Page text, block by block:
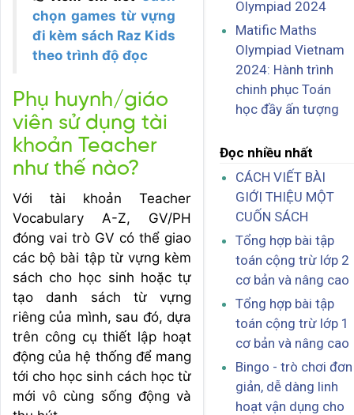
chọn games từ vựng
đi kèm sách Raz Kids
theo trình độ đọc
Phụ huynh/giáo
viên sử dụng tài
khoản Teacher
như thế nào?
Với tài khoản Teacher
Vocabulary A-Z, GV/PH
đóng vai trò GV có thể giao
các bộ bài tập từ vựng kèm
sách cho học sinh hoặc tự
tạo danh sách từ vựng
riêng của mình, sau đó, dựa
trên công cụ thiết lập hoạt
động của hệ thống để mang
tới cho học sinh cách học từ
mới vô cùng sống động và
Olympiad 2024
Matific Maths
Olympiad Vietnam
2024: Hành trình
chinh phục Toán
học đầy ấn tượng
Đọc nhiều nhất
CÁCH VIẾT BÀI
GIỚI THIỆU MỘT
CUỐN SÁCH
Tổng hợp bài tập
toán cộng trừ lớp 2
cơ bản và nâng cao
Tổng hợp bài tập
toán cộng trừ lớp 1
cơ bản và nâng cao
Bingo - trò chơi đơn
giản, dễ dàng linh
hoạt vận dụng cho